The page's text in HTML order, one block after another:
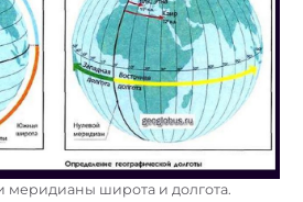
меридианы широта и долгота.